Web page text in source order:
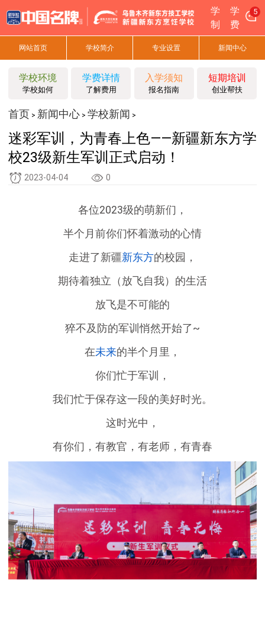
学
制
学
费
5
网站首页 学校简介 专业设置 新闻中心
学校环境
学校如何
学费详情
了解费用
入学须知
报名指南
短期培训
创业帮扶
首页 > 新闻中心> 学校新闻 >
迷彩军训，为青春上色——新疆新东方学
校23级新生军训正式启动！
2023-04-04 0
各位2023级的萌新们，
半个月前你们怀着激动的心情
走进了新疆新东方的校园，
期待着独立（放飞自我）的生活
放飞是不可能的
猝不及防的军训悄然开始了~
在未来的半个月里，
你们忙于军训，
我们忙于保存这一段的美好时光。
这时光中，
有你们，有教官，有老师，有青春